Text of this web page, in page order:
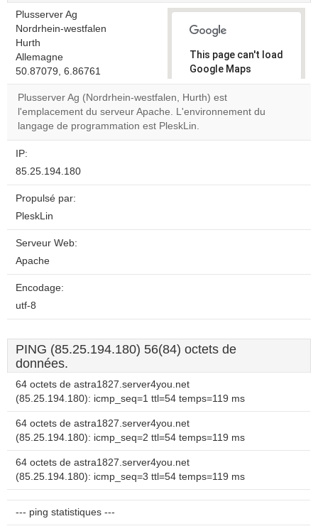
Plusserver Ag
Nordrhein-westfalen
Hurth
Allemagne
50.87079, 6.86761
This page can't load
Google Maps
correctly.
Do you
Plusserver Ag (Nordrhein-westfalen, Hurth) est
l'emplacement du serveur Apache. L'environnement du
langage de programmation est PleskLin.
IP:
85.25.194.180
Propulsé par:
PleskLin
Serveur Web:
Apache
Encodage:
utf-8
PING (85.25.194.180) 56(84) octets de
données.
64 octets de astra1827.server4you.net
(85.25.194.180): icmp_seq=1 ttl=54 temps=119 ms
64 octets de astra1827.server4you.net
(85.25.194.180): icmp_seq=2 ttl=54 temps=119 ms
64 octets de astra1827.server4you.net
(85.25.194.180): icmp_seq=3 ttl=54 temps=119 ms
--- ping statistiques ---